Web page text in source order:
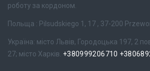
роботу за кордоном.
Польща : Pilsudskiego 1, 17 , 37-200
Україна: місто Львів, Городоцька 197, 2
27; місто Харків. +380999206710